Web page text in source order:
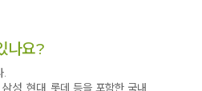
나요?
성, 현대, 롯데 등을 포함한 국내